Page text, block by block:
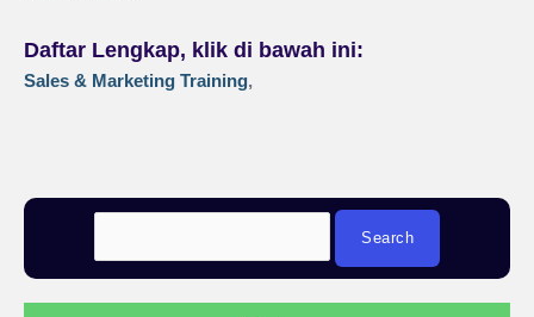
Daftar Lengkap, klik di bawah ini:
Sales & Marketing Training,